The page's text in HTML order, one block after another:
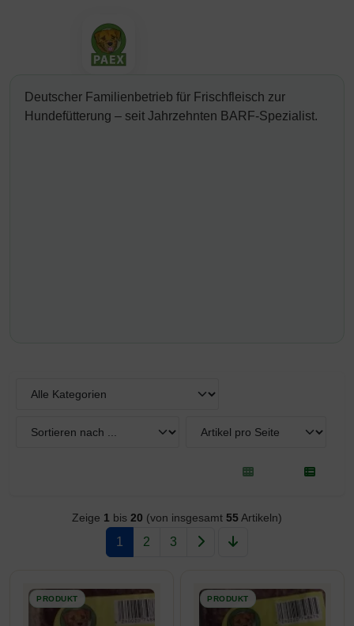
Deutscher Familienbetrieb für Frischfleisch zur
Hundefütterung – seit Jahrzehnten BARF-Spezialist.
Zeige 1 bis 20 (von insgesamt 55Artikeln)
1 2 3